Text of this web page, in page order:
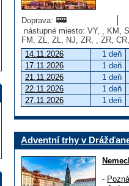
Doprava:
nástupné miesto: VY, , KM,
FM, ZL, ZL, NJ, ZR, , ZR,
14.11.2026
1 deň
17.11.2026
1 deň
21.11.2026
1 deň
22.11.2026
1 deň
27.11.2026
1 deň
Adventní trhy v
-